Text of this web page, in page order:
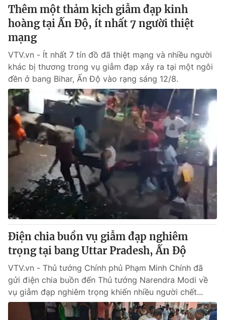
Thêm một thảm kịch giẫm đạp kinh
hoàng tại Ấn Độ, ít nhất 7 người thiệt
mạng
VTV.vn - Ít nhất 7 tín đồ đã thiệt mạng và nhiều người
khác bị thương trong vụ giẫm đạp xảy ra tại một ngôi
đền ở bang Bihar, Ấn Độ vào rạng sáng 12/8.
Điện chia buồn vụ giẫm đạp nghiêm
trọng tại bang Uttar Pradesh, Ấn Độ
VTV.vn - Thủ tướng Chính phủ Phạm Minh Chính đã
gửi điện chia buồn đến Thủ tướng Narendra Modi về
vụ giẫm đạp nghiêm trọng khiến nhiều người chết...